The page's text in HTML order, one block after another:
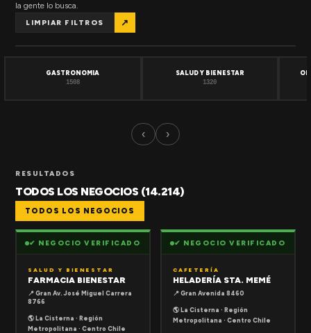
la gente lo busca.
LIMPIAR FILTROS ↗
GASTRONOMIA
1508
SALUD Y BIENESTAR
1320
‹ ›
RESULTADOS
TODOS LOS NEGOCIOS (14.214)
TODOS LOS NEGOCIOS
✔ NEGOCIO VERIFICADO
SALUD Y BIENESTAR
FARMACIA BIENESTAR
📍 Gran Av. José Miguel Carrera
8766
🌎 La Cisterna · Región
Metropolitana · Centro Chile
✔ NEGOCIO VERIFICADO
CAFETERÍA
HELADERÍA STA. MEMÉ
📍 Gran Avenida 8460
🌎 La Cisterna · Región
Metropolitana · Centro Chile